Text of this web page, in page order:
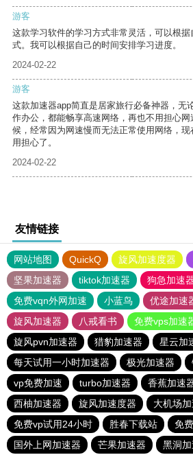
游客
这款学习软件的学习方式非常灵活，可以根
式。我可以根据自己的时间安排学习进度。
2024-02-22
游客
这款加速器app简直是居家旅行必备神器，无
作办公，都能畅享高速网络，再也不用担心
候，经常因为网速慢而无法正常使用网络，
用担心了。
2024-02-22
友情链接
网站地图 QuickQ 旋风加速度器
坚果加速器
tiktok加速器
狗急加速
免费vqn外网加速
小蓝鸟 优途加速
旋风加速器
八戒看书
免费vps加速
旋风pvn加速器
猎豹加速器 星云加
每天试用一小时加速器
极光加速器
vp免费加速
turbo加速器
香蕉加速
西柚加速器
旋风加速度器 大机场
免费vp试用24小时
胜春下载站
免
国外上网加速器
芒果加速器 黑洞加